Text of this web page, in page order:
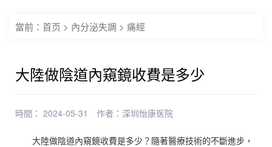
當前： 首页 > 內分泌失調 > 痛經
大陸做陰道內窺鏡收費是多少
時間： 2024-05-31 作者： 深圳怡康医院
大陸做陰道內窺鏡收費是多少？隨著醫療技術的不斷進步，